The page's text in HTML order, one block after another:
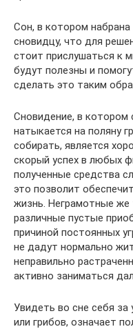
Сон, в котором
сновидцу, что для
стоит прислушаться к
будут полезны и
сделать это таким
Сновидение, в котором
натыкается на поляну
собирать, является
скорый успех в любых
полученные средства
это позволит
жизнь. Неграмотные же
различные пустые
причиной постоянных
не дадут нормально
неправильно
активно заниматься
Увидеть во сне себя
или грибов, означает